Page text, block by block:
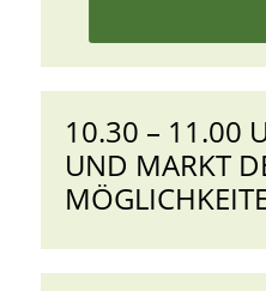
10.30 – 11.00
UND MARKT